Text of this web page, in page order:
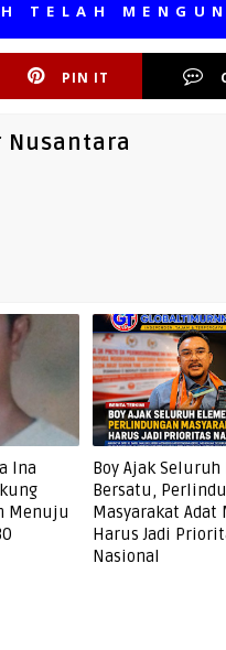
PIN IT
Nusantara
Ina
Menuju
Boy Ajak Seluruh
Bersatu,
Masyarakat Adat
Harus Jadi
Nasional